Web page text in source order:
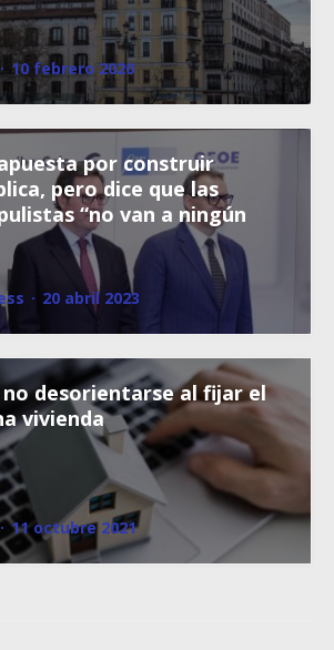
· 10 febrero 2020
por construir
pero dice que las
“no van a ningún
· 20 abril 2023
no desorientarse al fijar el
vivienda
· 11 octubre 2021